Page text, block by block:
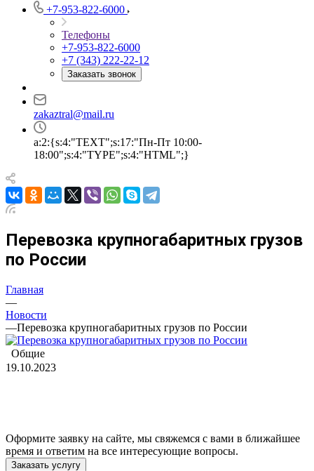
+7-953-822-6000
Телефоны
+7-953-822-6000
+7 (343) 222-22-12
Заказать звонок
zakaztral@mail.ru
a:2:{s:4:"TEXT";s:17:"Пн-Пт 10:00-
18:00";s:4:"TYPE";s:4:"HTML";}
Перевозка крупногабаритных грузов
по России
Главная
—
Новости
—Перевозка крупногабаритных грузов по России
Общие
19.10.2023
Оформите заявку на сайте, мы свяжемся с вами в ближайшее
время и ответим на все интересующие вопросы.
Заказать услугу